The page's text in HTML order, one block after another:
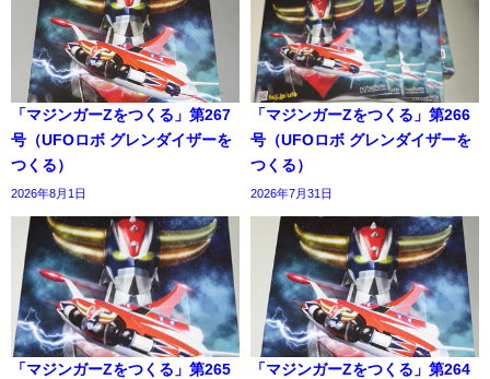
「マジンガーZをつくる」第267
号（UFOロボ グレンダイザーを
つくる）
2026年8月1日
「マジンガーZをつくる」第266
号（UFOロボ グレンダイザーを
つくる）
2026年7月31日
「マジンガーZをつくる」第265
「マジンガーZをつくる」第264